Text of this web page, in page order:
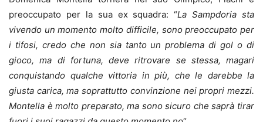
preoccupato per la sua ex squadra: “La Sampdoria sta
vivendo un momento molto difficile, sono preoccupato per
i tifosi, credo che non sia tanto un problema di gol o di
gioco, ma di fortuna, deve ritrovare se stessa, magari
conquistando qualche vittoria in più, che le darebbe la
giusta carica, ma soprattutto convinzione nei propri mezzi.
Montella è molto preparato, ma sono sicuro che saprà tirar